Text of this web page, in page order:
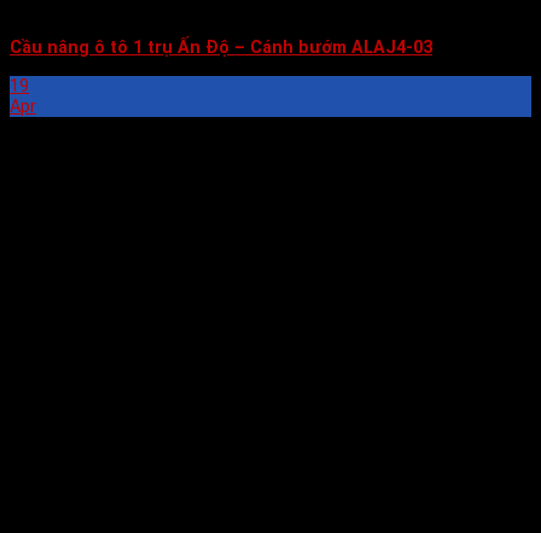
Cầu nâng ô tô 1 trụ Ấn Độ – Cánh bướm ALAJ4-03
19
Apr